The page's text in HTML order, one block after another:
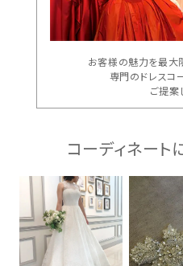
お客様の魅力を最大
専門のドレスコ
ご提案
コーディネート